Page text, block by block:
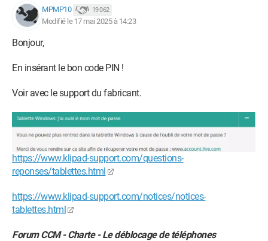
MPMP10 19 062
Modifié le 17 mai 2025 à 14:23
Bonjour,
En insérant le bon code PIN !
Voir avec le support du fabricant.
https://www.klipad-support.com/questions-
reponses/tablettes.html
https://www.klipad-support.com/notices/notices-
tablettes.html
Forum CCM - Charte - Le déblocage de téléphones